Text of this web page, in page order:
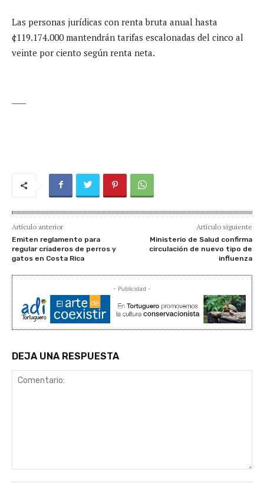
Las personas jurídicas con renta bruta anual hasta
¢119.174.000 mantendrán tarifas escalonadas del cinco al
veinte por ciento según renta neta.
Artículo anterior
Emiten reglamento para
regular criaderos de perros y
gatos en Costa Rica
Artículo siguiente
Ministerio de Salud confirma
circulación de nuevo tipo de
influenza
- Publicidad -
DEJA UNA RESPUESTA